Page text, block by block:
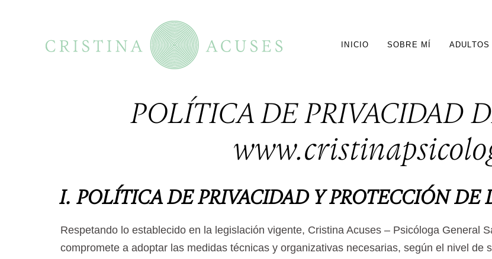
INICIO SOBRE MÍ ADULTOS
POLÍTICA DE PRIVACIDAD
I. POLÍTICA DE PRIVACIDAD Y PROTECCIÓN DE
Respetando lo establecido en la legislación vigente, Cristina Acuses – Psicóloga General
compromete a adoptar las medidas técnicas y organizativas necesarias, según el nivel de